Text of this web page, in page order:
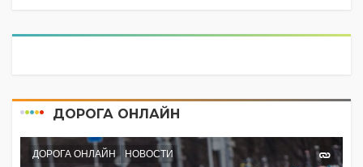
ДОРОГА ОНЛАЙН
ДОРОГА ОНЛАЙН НОВОСТИ